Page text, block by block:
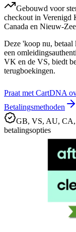
Gebouwd voor
checkout in Verenigd
Canada en Nieuw-
Deze 'koop nu, betaal
een
VK en de VS, biedt
terugboekingen.
Praat met CartDNA
Betalingsmethoden
GB, VS, AU,
betalingsopties